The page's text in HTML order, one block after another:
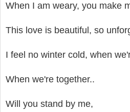
When I am weary, you make
This love is beautiful, so
I feel no winter cold, when
When we're together..
Will you stand by me,